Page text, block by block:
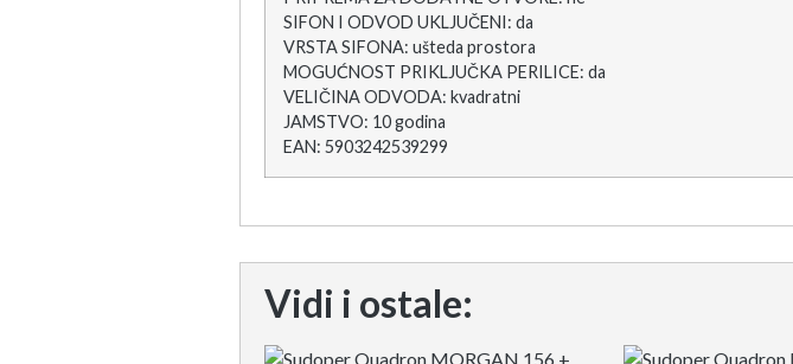
SIFON I ODVOD UKLJUČENI: da
VRSTA SIFONA: ušteda prostora
MOGUĆNOST PRIKLJUČKA PERILICE: da
VELIČINA ODVODA: kvadratni
JAMSTVO: 10 godina
EAN: 5903242539299
Vidi i ostale: